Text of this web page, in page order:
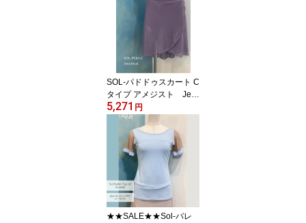
SOL-パドドゥスカート C
タイプ アメジスト Jew
elesqueオリジナルsol-p
dd-c-Amethyst
5,271 円
★★SALE★★Sol-バレ